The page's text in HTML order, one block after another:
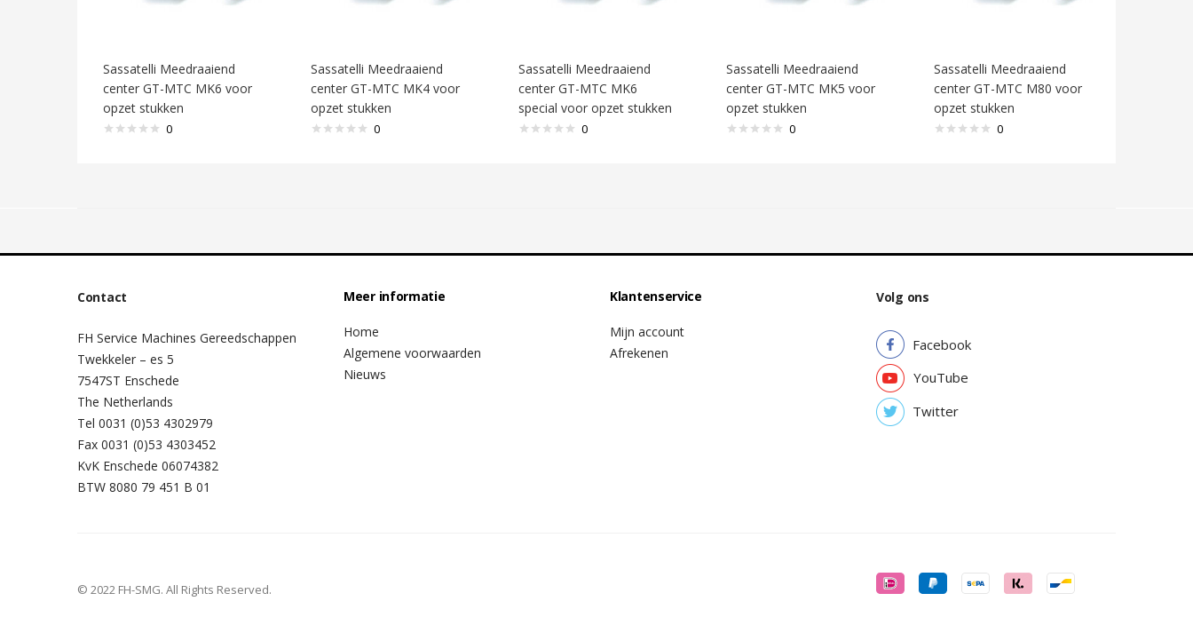
Sassatelli Meedraaiend
center GT-MTC MK6 voor
opzet stukken
0
Sassatelli Meedraaiend
center GT-MTC MK4 voor
opzet stukken
0
Sassatelli Meedraaiend
center GT-MTC MK6
special voor opzet stukken
0
Sassatelli Meedraaiend
center GT-MTC MK5 voor
opzet stukken
0
Sassatelli Meedraaiend
center GT-MTC M80 voor
opzet stukken
0
Contact
FH Service Machines Gereedschappen
Twekkeler – es 5
7547ST Enschede
The Netherlands
Tel 0031 (0)53 4302979
Fax 0031 (0)53 4303452
KvK Enschede 06074382
BTW 8080 79 451 B 01
Meer informatie
Home
Algemene voorwaarden
Nieuws
Klantenservice
Mijn account
Afrekenen
Volg ons
Facebook
YouTube
Twitter
© 2022 FH-SMG. All Rights Reserved.